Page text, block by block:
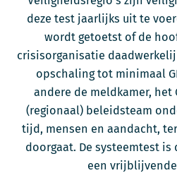
deze test jaarlijks uit te
wordt getoetst of de
crisisorganisatie
opschaling tot minimaal
andere de meldkamer, het
(regionaal) beleidsteam
tijd, mensen en aandacht,
doorgaat. De systeemtest is
een